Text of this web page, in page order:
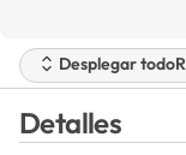
Desplegar todo
Detalles